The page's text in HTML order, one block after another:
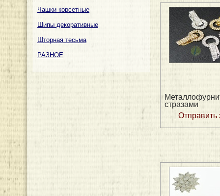
Чашки корсетные
Шипы декоративные
Шторная тесьма
РАЗНОЕ
стразами